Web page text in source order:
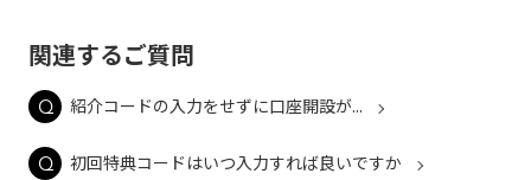
関連するご質問
紹介コードの入力をせずに口座開設が...
初回特典コードはいつ入力すれば良いですか